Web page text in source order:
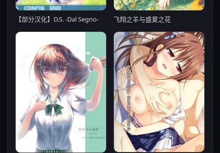
【部分汉化】D.S. -Dal Segno- 飞翔之羊与盛夏之花